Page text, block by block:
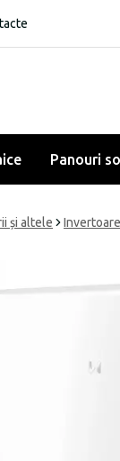
Panouri
și altele